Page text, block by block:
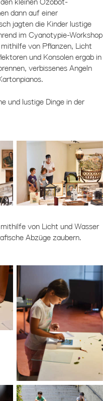
kleinen Ozobot-
dann auf einer
jagten die Kinder lustige
im Cyanotypie-Workshop
von Pflanzen, Licht
und Konsolen ergab in
verbissenes Angeln
und lustige Dinge in der
von Licht und Wasser
Abzüge zaubern.